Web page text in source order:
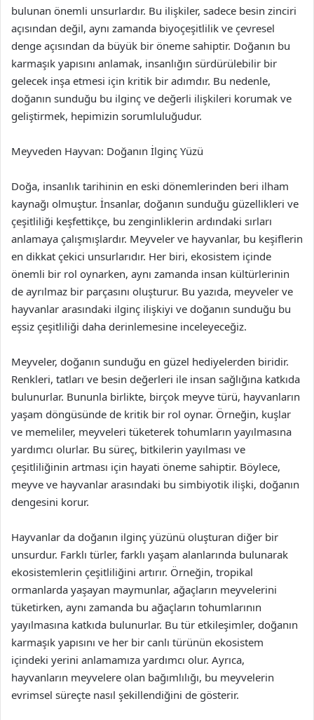
bulunan önemli unsurlardır. Bu ilişkiler, sadece besin zinciri
açısından değil, aynı zamanda biyoçeşitlilik ve çevresel
denge açısından da büyük bir öneme sahiptir. Doğanın bu
karmaşık yapısını anlamak, insanlığın sürdürülebilir bir
gelecek inşa etmesi için kritik bir adımdır. Bu nedenle,
doğanın sunduğu bu ilginç ve değerli ilişkileri korumak ve
geliştirmek, hepimizin sorumluluğudur.
Meyveden Hayvan: Doğanın İlginç Yüzü
Doğa, insanlık tarihinin en eski dönemlerinden beri ilham
kaynağı olmuştur. İnsanlar, doğanın sunduğu güzellikleri ve
çeşitliliği keşfettikçe, bu zenginliklerin ardındaki sırları
anlamaya çalışmışlardır. Meyveler ve hayvanlar, bu keşiflerin
en dikkat çekici unsurlarıdır. Her biri, ekosistem içinde
önemli bir rol oynarken, aynı zamanda insan kültürlerinin
de ayrılmaz bir parçasını oluşturur. Bu yazıda, meyveler ve
hayvanlar arasındaki ilginç ilişkiyi ve doğanın sunduğu bu
eşsiz çeşitliliği daha derinlemesine inceleyeceğiz.
Meyveler, doğanın sunduğu en güzel hediyelerden biridir.
Renkleri, tatları ve besin değerleri ile insan sağlığına katkıda
bulunurlar. Bununla birlikte, birçok meyve türü, hayvanların
yaşam döngüsünde de kritik bir rol oynar. Örneğin, kuşlar
ve memeliler, meyveleri tüketerek tohumların yayılmasına
yardımcı olurlar. Bu süreç, bitkilerin yayılması ve
çeşitliliğinin artması için hayati öneme sahiptir. Böylece,
meyve ve hayvanlar arasındaki bu simbiyotik ilişki, doğanın
dengesini korur.
Hayvanlar da doğanın ilginç yüzünü oluşturan diğer bir
unsurdur. Farklı türler, farklı yaşam alanlarında bulunarak
ekosistemlerin çeşitliliğini artırır. Örneğin, tropikal
ormanlarda yaşayan maymunlar, ağaçların meyvelerini
tüketirken, aynı zamanda bu ağaçların tohumlarının
yayılmasına katkıda bulunurlar. Bu tür etkileşimler, doğanın
karmaşık yapısını ve her bir canlı türünün ekosistem
içindeki yerini anlamamıza yardımcı olur. Ayrıca,
hayvanların meyvelere olan bağımlılığı, bu meyvelerin
evrimsel süreçte nasıl şekillendiğini de gösterir.